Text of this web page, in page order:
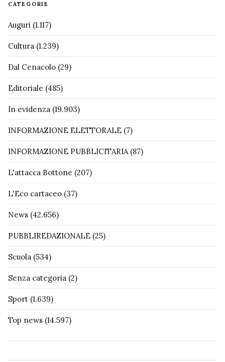
CATEGORIE
Auguri (1.117)
Cultura (1.239)
Dal Cenacolo (29)
Editoriale (485)
In evidenza (19.903)
INFORMAZIONE ELETTORALE (7)
INFORMAZIONE PUBBLICITARIA(87)
L'attacca Bottone (207)
L'Eco cartaceo (37)
News (42.656)
PUBBLIREDAZIONALE (25)
Scuola (534)
Senza categoria (2)
Sport (1.639)
Top news (14.597)